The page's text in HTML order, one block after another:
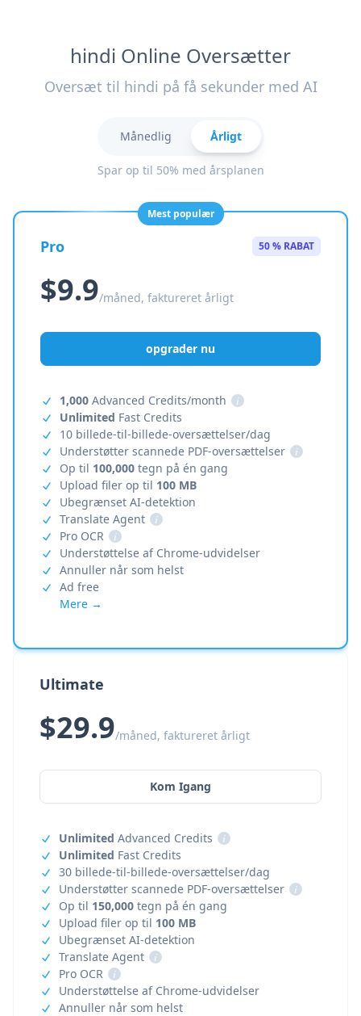
hindi Online Oversætter
Oversæt til hindi på få sekunder med AI
Månedlig Årligt
Spar op til 50% med årsplanen
Mest populær
Pro 50 % RABAT
$9.9/måned, faktureret årligt
opgrader nu
1,000 Advanced Credits/month
i
Unlimited Fast Credits
10 billede-til-billede-oversættelser/dag
Understøtter scannede PDF-oversættelser
i
Op til 100,000 tegn på én gang
Upload filer op til 100 MB
Ubegrænset AI-detektion
Translate Agent
i
Pro OCR
i
Understøttelse af Chrome-udvidelser
Annuller når som helst
Ad free
Mere →
Ultimate
$29.9/måned, faktureret årligt
Kom Igang
Unlimited Advanced Credits
i
Unlimited Fast Credits
30 billede-til-billede-oversættelser/dag
Understøtter scannede PDF-oversættelser
i
Op til 150,000 tegn på én gang
Upload filer op til 100 MB
Ubegrænset AI-detektion
Translate Agent
i
Pro OCR
i
Understøttelse af Chrome-udvidelser
Annuller når som helst